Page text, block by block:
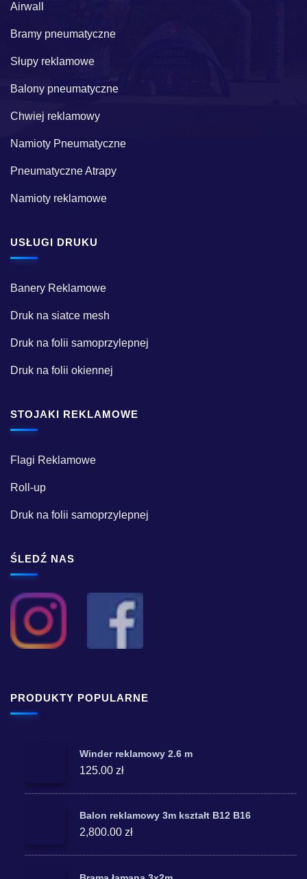
Airwall
Bramy pneumatyczne
Słupy reklamowe
Balony pneumatyczne
Chwiej reklamowy
Namioty Pneumatyczne
Pneumatyczne Atrapy
Namioty reklamowe
USŁUGI DRUKU
Banery Reklamowe
Druk na siatce mesh
Druk na folii samoprzylepnej
Druk na folii okiennej
STOJAKI REKLAMOWE
Flagi Reklamowe
Roll-up
Druk na folii samoprzylepnej
ŚLEDŹ NAS
PRODUKTY POPULARNE
Winder reklamowy 2.6 m
125.00 zł
Balon reklamowy 3m kształt B12 B16
2,800.00 zł